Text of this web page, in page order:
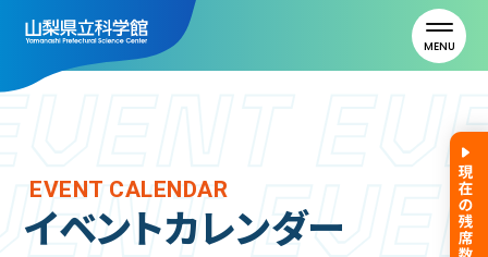
MENU
利用案内
EVENT CALENDAR
イベントカレンダー